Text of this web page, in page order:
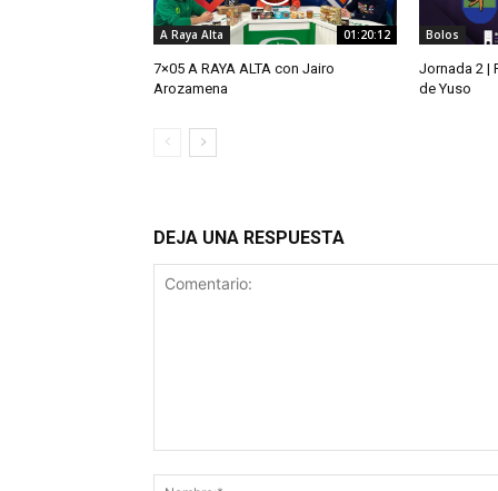
A Raya Alta 01:20:12
7×05 A RAYA ALTA con Jairo
Arozamena
Bolos
Jornada 2 |
de Yuso
DEJA UNA RESPUESTA